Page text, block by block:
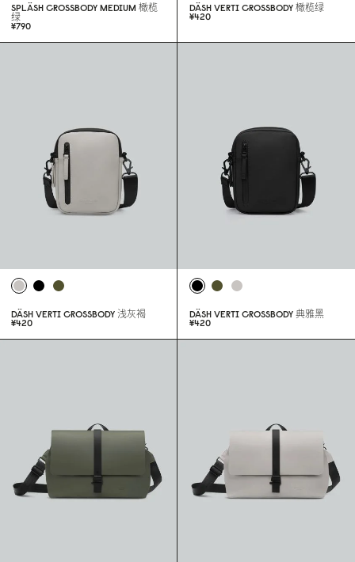
SPLÄSH CROSSBODY MEDIUM 橄榄
绿
¥790
DÄSH VERTI CROSSBODY 橄榄绿
¥420
DÄSH VERTI CROSSBODY 浅灰褐
¥420
DÄSH VERTI CROSSBODY 典雅黑
¥420